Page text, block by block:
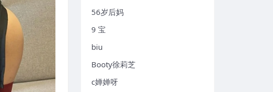
56岁后妈
9 宝
biu
Booty徐莉芝
c婵婵呀